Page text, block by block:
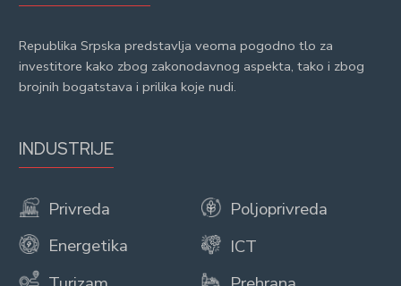
Republika Srpska predstavlja veoma pogodno tlo za
investitore kako zbog zakonodavnog aspekta, tako i zbog
brojnih bogatstava i prilika koje nudi.
INDUSTRIJE
Privreda
Energetika
Poljoprivreda
ICT